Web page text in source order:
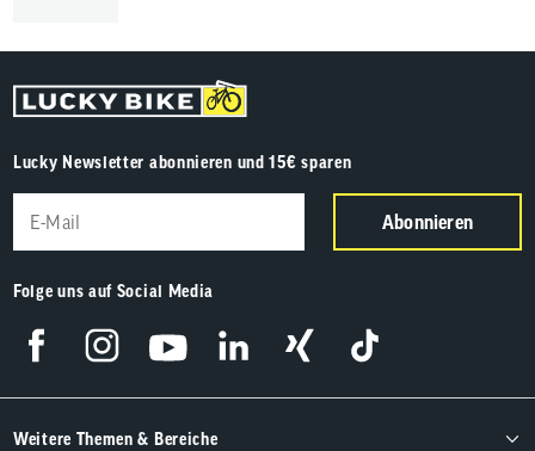
Lucky Newsletter abonnieren und 15€ sparen
Abonnieren
Folge uns auf Social Media
Weitere Themen & Bereiche